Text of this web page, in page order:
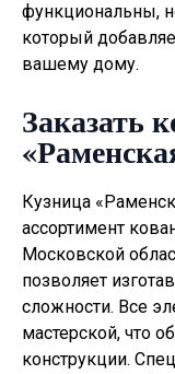
функциональны,
который
вашему дому.
Заказать
Кузница
ассортимент
Московской
позволяет
сложности. Все
мастерской, что
конструкции.